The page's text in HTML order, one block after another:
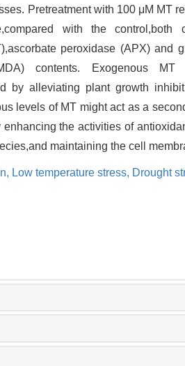
Pretreatment with 100 μM MT
with the
peroxidase (APX)
contents. Exogenous
by alleviating plant growth
levels of MT might act as a
the activities of
maintaining the cell
Low temperature stress, Drought